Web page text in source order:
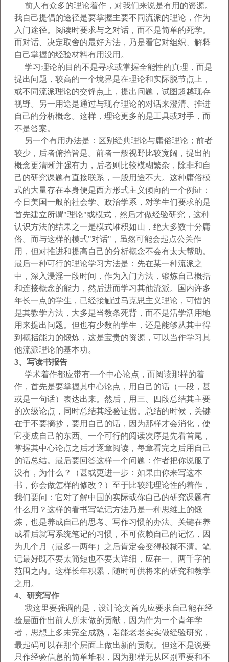
前人有众多的理论着作，对我们来说是有用的资源。
我自己提倡的途径是要掌握主要不同流派的理论，作为
入门途径。阅读时要求与之对话，而不是简单的死学。
而对话、决定取舍的最好方法，乃是看它对组织、解释
自己掌握的经验材料有用没用。
学习理论的目的不是寻求或掌握全能性的真理，而是
提出问题，较高的一个境界是在理论和实际脱节点上，
或不同流派理论的交锋点上，提出问题，试图超越现存
视野。另一用途是通过与现存理论的对话来澄清、推进
自己的分析概念。这样，理论更多的是工具或对手，而
不是答案。
另一个有用办法是：区别经典理论与庸俗理论；前者
较少，后者俯拾皆是。前者一般视野比较宽阔，提出的
概念更清晰并强有力，后者则比较模糊繁杂，除非和自
己的研究课题有直接联系，一般用途不大。这种庸俗模
式的大量存在本身便是西方形式主义倾向的一个例证：
今日美国一般的社会学、政治学系，对学生们要求的是
首先建立所谓"理论"或模式，然后才做经验研究，这种
认识方法的结果之一是模式堆积如山，绝大多数十分庸
俗。而与这样的模式"对话" ，虽然可能会起点公关作
用，但对推进和提高自己的分析概念不会有太大帮助。
最后一种可行的理论学习方法是：先在某一种流派之
中，深入浸淫一段时间，作为入门方法，锻炼自己概括
和连接概念的能力，然后进而学习其他流派。国内许多
年长一点的学生，已经接触过马克思主义理论，可惜的
是其教学方法，大多是当教条死背，而不是活学活用地
用来提出问题。但也有少数的学生，还是能够从其中得
到 概括能力的锻炼，这是宝贵的资源，可以当作学习其
他流派理论的基本功。
3、写读书报告
学术着作都应带有一个中心论点，而阅读那样的着
作，首先是要掌握其中心论点，用自己的话（一段，甚
或是一句话）表达出来。然后，用三、四段总结其主要
的次级论点，同时总结其经验证据。总结的时候，关键
在于不要摘抄，要用自己的话，因为那样才会消化，使
它变成自己的东西。一个可行的阅读次序是先看首尾，
掌握其中心论点之后才逐章阅读，每章看完之后用自己
的话总结。最后要回答这样一个问题：作者把你说服了
没有，为什么？（甚或更进一步：如果由你来写这本
书，你会做怎样的修改？）至于比较纯理论性的着作，
我们要问：它对了解中国的实际或你自己的研究课题有
什么用？这样的看书写笔记方法乃是一种思维上的锻
炼，也是养成自己的思考、写作习惯的办法。关键在养
成看后就写系统笔记的习惯，不可依赖自己的记忆，因
为几个月（最多一两年）之后肯定会变得模糊不清。笔
记最好既不要太简短也不要太详细，应在一、两千字的
范围之内。这样长年积累，随时可供将来的研究和教学
之用。
4、研究写作
我这里要强调的是，设计论文首先应要求自己能在经
验层面作出前人所未做的贡献，因为作为一个青年学
者，思想上多未完全成熟，若能老老实实做经验研究，
最起码可以在那个层面上做出新的贡献。但这不是说要
只作经验信息的简单堆积，因为那样无从区别重要和不